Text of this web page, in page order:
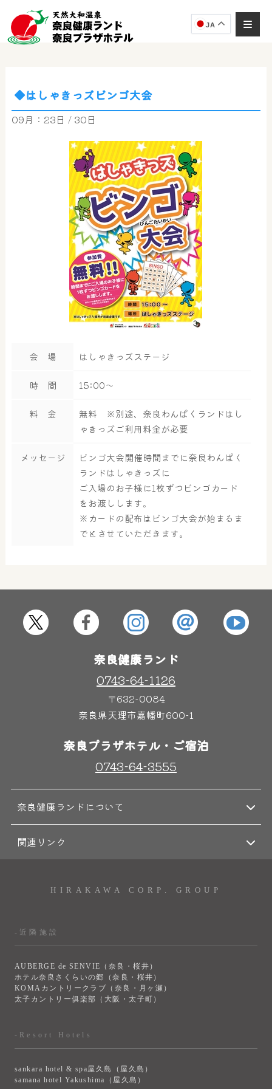
JA
サウナ・岩盤浴
奈良わんぱくランド
ボディケア
◆はしゃきっズビンゴ大会
09月：23日 / 30日
会 場 はしゃきっズステージ
時 間 15:00～
料 金
無料 ※別途、奈良わんぱくランドはし
ゃきっズご利用料金が必要
メッセージ
ビンゴ大会開催時間までに奈良わんぱく
ランドはしゃきっズに
ご入場のお子様に1枚ずつビンゴカード
をお渡しします。
※カードの配布はビンゴ大会が始まるま
でとさせていただきます。
奈良健康ランド
0743-64-1126
〒632-0084
奈良県天理市嘉幡町600-1
奈良プラザホテル・ご宿泊
0743-64-3555
奈良健康ランドについて
関連リンク
HIRAKAWA CORP. GROUP
-近隣施設
AUBERGE de SENVIE（奈良・桜井）
ホテル奈良さくらいの郷（奈良・桜井）
KOMAカントリークラブ（奈良・月ヶ瀬）
太子カントリー俱楽部（大阪・太子町）
-Resort Hotels
sankara hotel & spa屋久島（屋久島）
samana hotel Yakushima（屋久島）
AIコンシェルジュ
オンライン
奈良健康ランド AIコンシェルジュです。
ご質問をお伺いします。